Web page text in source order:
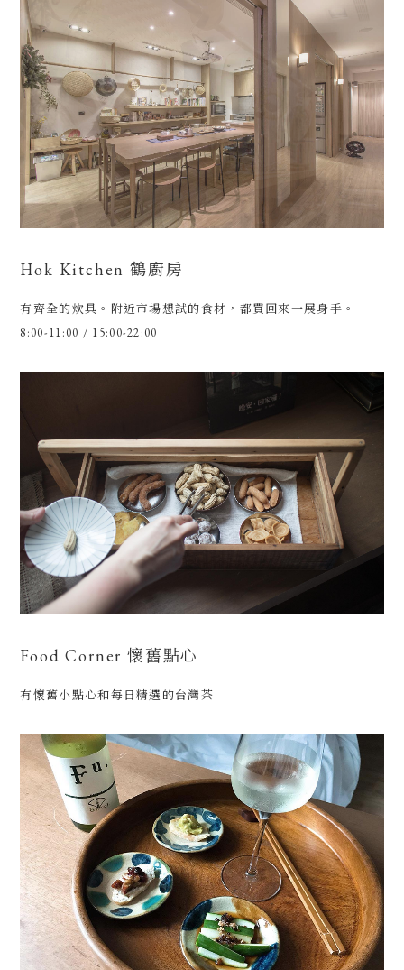
Hok Kitchen 鶴廚房
有齊全的炊具。附近市場想試的食材，都買回來一展身手。
8:00-11:00 / 15:00-22:00
Food Corner 懷舊點心
有懷舊小點心和每日精選的台灣茶